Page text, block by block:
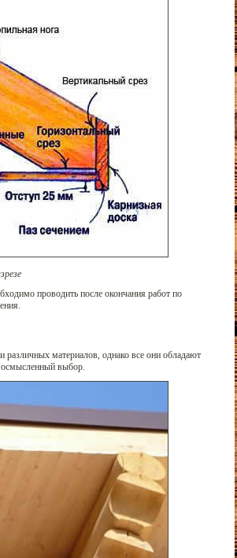
проводить после окончания работ по
материалов, однако все они обладают
осмысленный выбор.